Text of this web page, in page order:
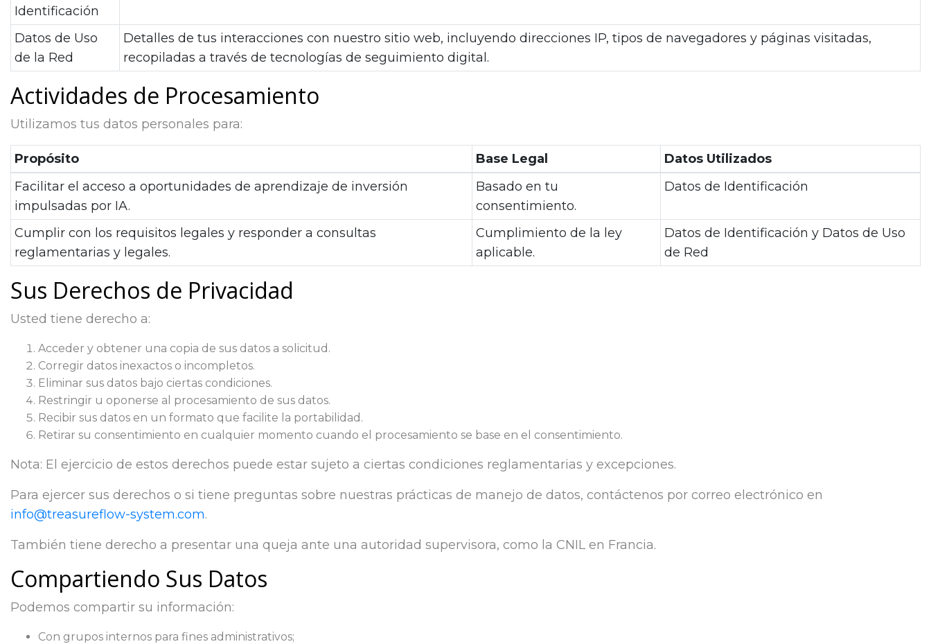
Identificación
Datos de Uso
de la Red
Detalles de tus interacciones con nuestro sitio web, incluyendo direcciones IP, tipos de navegadores y páginas visitadas,
recopiladas a través de tecnologías de seguimiento digital.
Actividades de Procesamiento
Utilizamos tus datos personales para:
Propósito Base Legal
Datos Utilizados
Facilitar el acceso a oportunidades de aprendizaje de inversión
impulsadas por IA.
Basado en tu
consentimiento.
Datos de Identificación
Cumplir con los requisitos legales y responder a consultas
reglamentarias y legales.
Cumplimiento de la ley
aplicable.
Datos de Identificación y Datos de Uso
de Red
Sus Derechos de Privacidad
Usted tiene derecho a:
Acceder y obtener una copia de sus datos a solicitud.
Corregir datos inexactos o incompletos.
Eliminar sus datos bajo ciertas condiciones.
Restringir u oponerse al procesamiento de sus datos.
Recibir sus datos en un formato que facilite la portabilidad.
Retirar su consentimiento en cualquier momento cuando el procesamiento se base en el consentimiento.
Nota: El ejercicio de estos derechos puede estar sujeto a ciertas condiciones reglamentarias y excepciones.
Para ejercer sus derechos o si tiene preguntas sobre nuestras prácticas de manejo de datos, contáctenos por correo electrónico en
info@treasureflow-system.com.
También tiene derecho a presentar una queja ante una autoridad supervisora, como la CNIL en Francia.
Compartiendo Sus Datos
Podemos compartir su información:
Con grupos internos para fines administrativos;